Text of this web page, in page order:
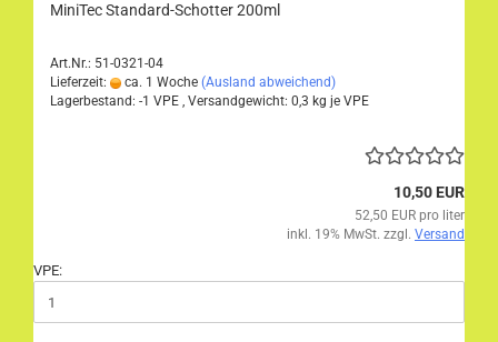
MiniTec Standard-Schotter 200ml
Art.Nr.: 51-0321-04
Lieferzeit:
ca. 1 Woche (Ausland abweichend)
Lagerbestand: -1 VPE , Versandgewicht: 0,3 kg je VPE
10,50 EUR
52,50 EUR pro liter
inkl. 19% MwSt. zzgl. Versand
VPE: